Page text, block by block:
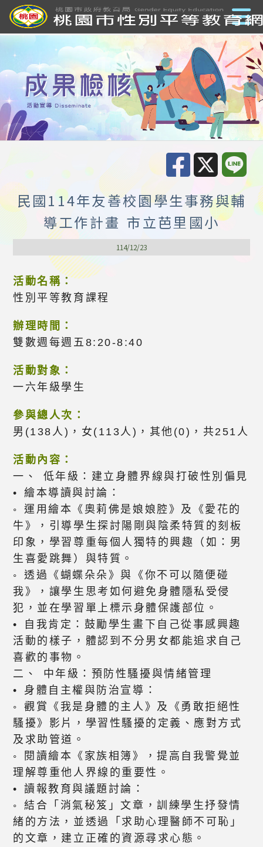
民國114年友善校園學生事務與輔
導工作計畫 市立芭里國小
114/12/23
活動名稱：
性別平等教育課程
辦理時間：
雙數週每週五8:20-8:40
活動對象：
一六年級學生
參與總人次：
男(138人)，女(113人)，其他(0)，共251人
活動內容：
一、 低年級：建立身體界線與打破性別偏見
• 繪本導讀與討論：
◦ 運用繪本《奧莉佛是娘娘腔》及《愛花的
牛》，引導學生探討陽剛與陰柔特質的刻板
印象，學習尊重每個人獨特的興趣（如：男
生喜愛跳舞）與特質。
◦ 透過《蝴蝶朵朵》與《你不可以隨便碰
我》，讓學生思考如何避免身體隱私受侵
犯，並在學習單上標示身體保護部位。
• 自我肯定：鼓勵學生畫下自己從事感興趣
活動的樣子，體認到不分男女都能追求自己
喜歡的事物。
二、 中年級：預防性騷擾與情緒管理
• 身體自主權與防治宣導：
◦ 觀賞《我是身體的主人》及《勇敢拒絕性
騷擾》影片，學習性騷擾的定義、應對方式
及求助管道。
◦ 閱讀繪本《家族相簿》，提高自我警覺並
理解尊重他人界線的重要性。
• 讀報教育與議題討論：
◦ 結合「消氣秘笈」文章，訓練學生抒發情
緒的方法，並透過「求助心理醫師不可恥」
的文章，建立正確的資源尋求心態。